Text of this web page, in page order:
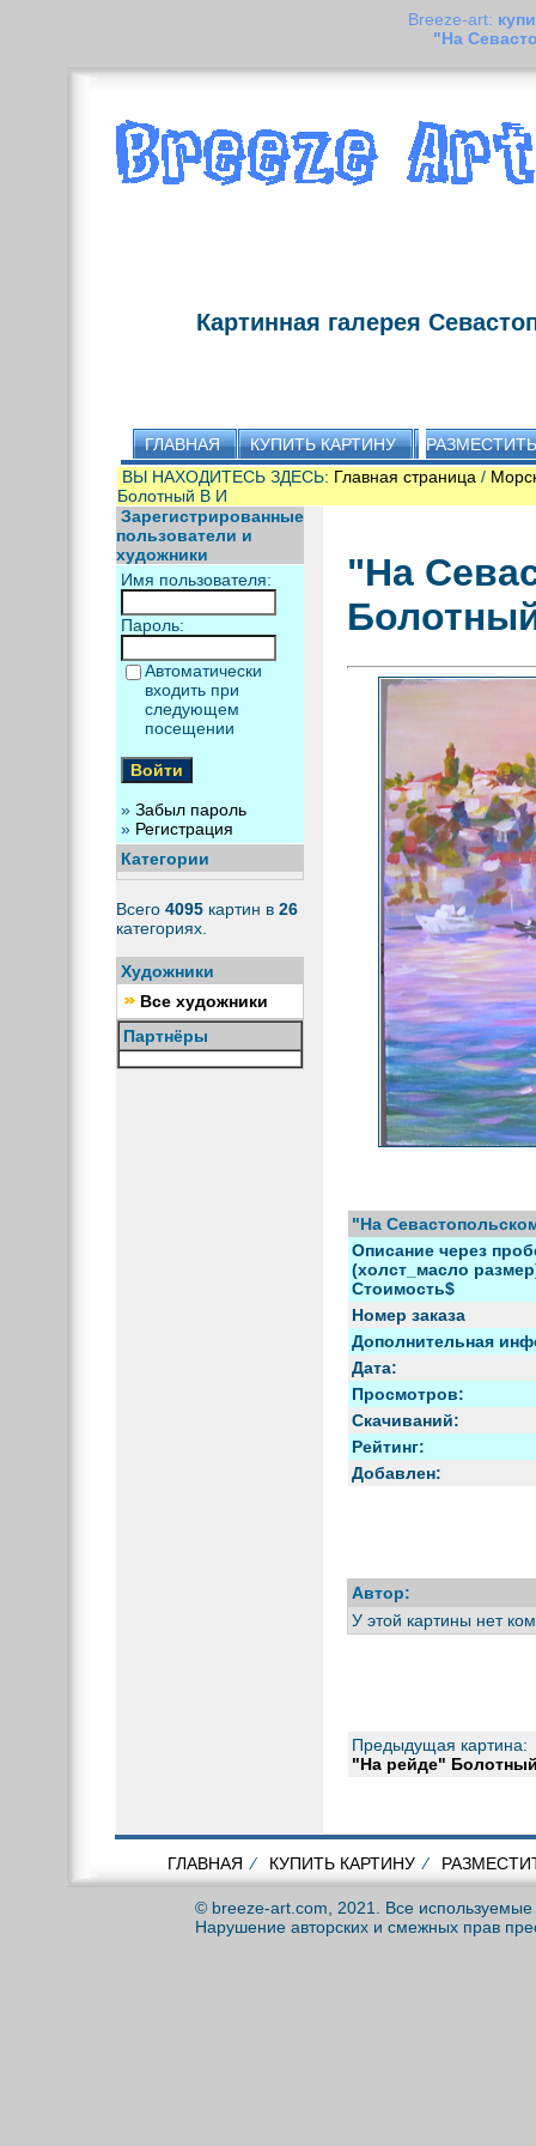
Breeze-art:
"На
Картинная галерея
ГЛАВНАЯ КУПИТЬ КАРТИНУ
ВЫ НАХОДИТЕСЬ ЗДЕСЬ: Главная страница /
Болотный В И
Зарегистрированные
пользователи и
художники
Имя пользователя:
Пароль:
Автоматически
входить при
следующем
посещении
» Забыл пароль
» Регистрация
Категории
Всего 4095картин в 26
категориях.
Художники
Все художники
Партнёры
"На
"На
Описание через
(холст_масло
Стоимость$
Номер заказа
Дополнительная
Дата:
Просмотров:
Скачиваний:
Рейтинг:
Добавлен:
Автор:
У этой картины нет
Предыдущая картина:
"На рейде"
ГЛАВНАЯ ⁄ КУПИТЬ КАРТИНУ ⁄
© breeze-art.com, 2021. Все
Нарушение авторских и смежных прав